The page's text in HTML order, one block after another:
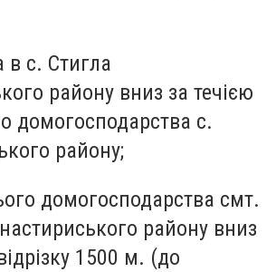
в с. Стигла
району вниз за течією
домогосподарства с.
району;
домогосподарства смт.
району вниз
1500 м. (до